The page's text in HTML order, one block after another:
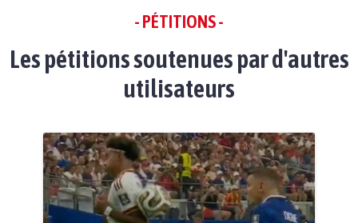
- PÉTITIONS -
Les pétitions soutenues par d'autres
utilisateurs